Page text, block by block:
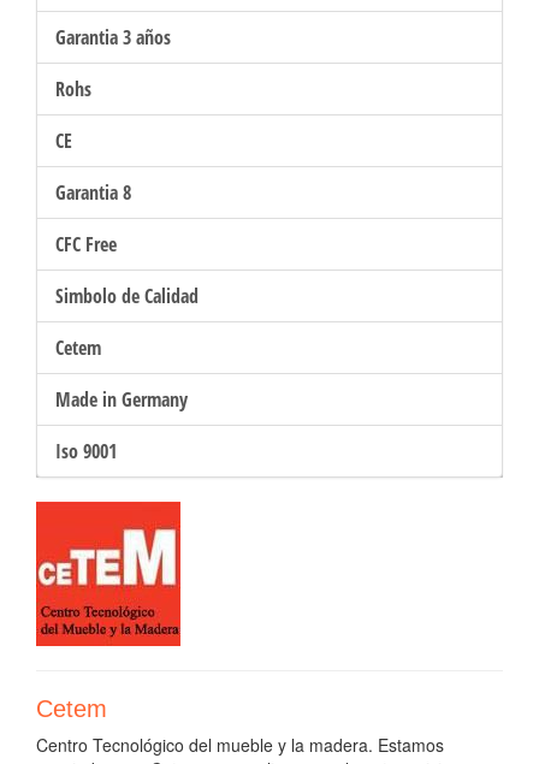
Garantia 3 años
Rohs
CE
Garantia 8
CFC Free
Simbolo de Calidad
Cetem
Made in Germany
Iso 9001
Cetem
Centro Tecnológico del mueble y la madera. Estamos